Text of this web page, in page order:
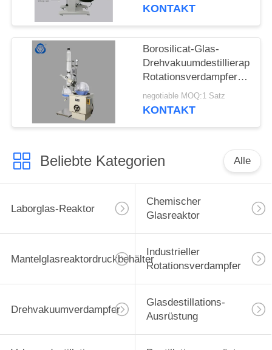
KONTAKT
Borosilicat-Glas-
Rotationsverdampfer
20l explosionssicher
negotiable MOQ:1 Satz
KONTAKT
Beliebte Kategorien Alle
Laborglas-Reaktor
Chemischer
Glasreaktor
Mantelglasreaktordruckbehälter
Industrieller
Rotationsverdampfer
Drehvakuumverdampfer
Glasdestillations-
Ausrüstung